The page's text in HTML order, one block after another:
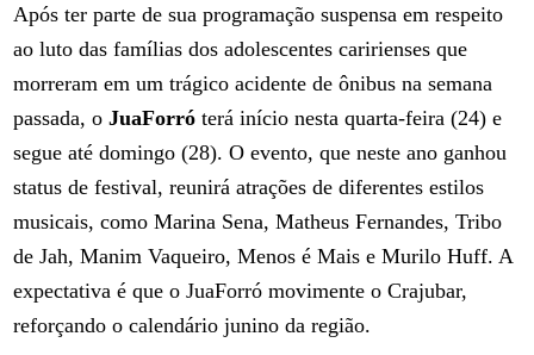
Após ter parte de sua programação suspensa em respeito
ao luto das famílias dos adolescentes caririenses que
morreram em um trágico acidente de ônibus na semana
passada, o JuaForró terá início nesta quarta-feira (24) e
segue até domingo (28). O evento, que neste ano ganhou
status de festival, reunirá atrações de diferentes estilos
musicais, como Marina Sena, Matheus Fernandes, Tribo
de Jah, Manim Vaqueiro, Menos é Mais e Murilo Huff. A
expectativa é que o JuaForró movimente o Crajubar,
reforçando o calendário junino da região.